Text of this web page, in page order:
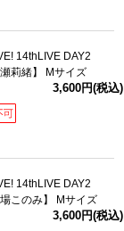
14thLIVE DAY2
莉緒】 Mサイズ
3,600円(税込)
14thLIVE DAY2
このみ】 Mサイズ
3,600円(税込)